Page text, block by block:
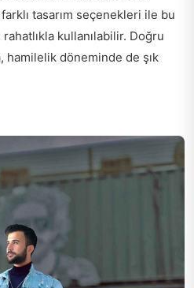
tasarım seçenekleri ile bu
kullanılabilir. Doğru
hamilelik döneminde de şık